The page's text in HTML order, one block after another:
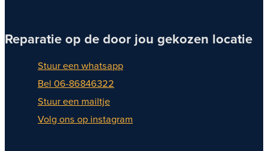
Reparatie op de door jou gekozen locatie
Stuur een whatsapp
Bel 06-86846322
Stuur een mailtje
Volg ons op instagram